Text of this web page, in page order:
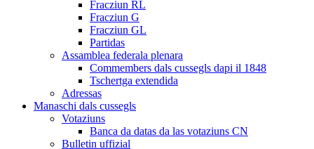
Fracziun RL
Fracziun G
Fracziun GL
Partidas
Assamblea federala plenara
Commembers dals cussegls dapi il 1848
Tschertga extendida
Adressas
Manaschi dals cussegls
Votaziuns
Banca da datas da las votaziuns CN
Bulletin uffizial